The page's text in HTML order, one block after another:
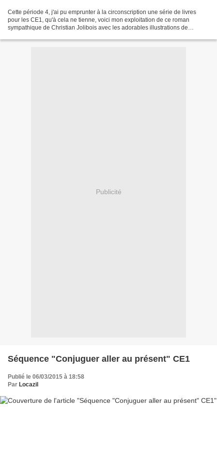
Cette période 4, j'ai pu emprunter à la circonscription une série de livres
pour les CE1, qu'à cela ne tienne, voici mon exploitation de ce roman
sympathique de Christian Jolibois avec les adorables illustrations de
Publicité
Séquence "Conjuguer aller au présent" CE1
Publié le 06/03/2015 à 18:58
Par Locazil